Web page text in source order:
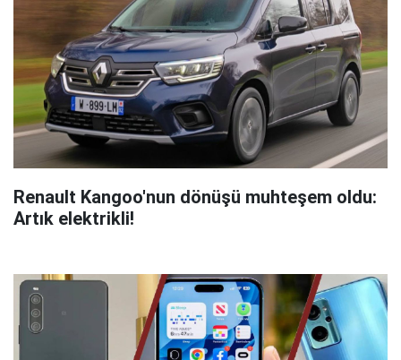
Renault Kangoo'nun dönüşü muhteşem oldu:
Artık elektrikli!